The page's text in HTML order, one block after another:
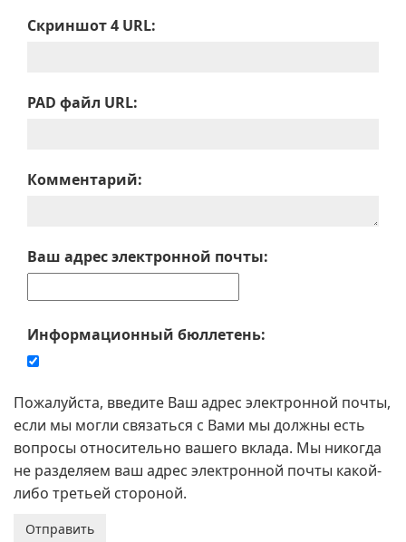
Скриншот 4 URL:
PAD файл URL:
Комментарий:
Ваш адрес электронной почты:
Информационный бюллетень:
Пожалуйста, введите Ваш адрес электронной почты,
если мы могли связаться с Вами мы должны есть
вопросы относительно вашего вклада. Мы никогда
не разделяем ваш адрес электронной почты какой-
либо третьей стороной.